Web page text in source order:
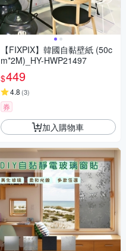
【FIXPIX】韓國自黏壁紙 (50c
m*2M)_HY-HWP21497
$449
4.8 (3)
券
加入購物車